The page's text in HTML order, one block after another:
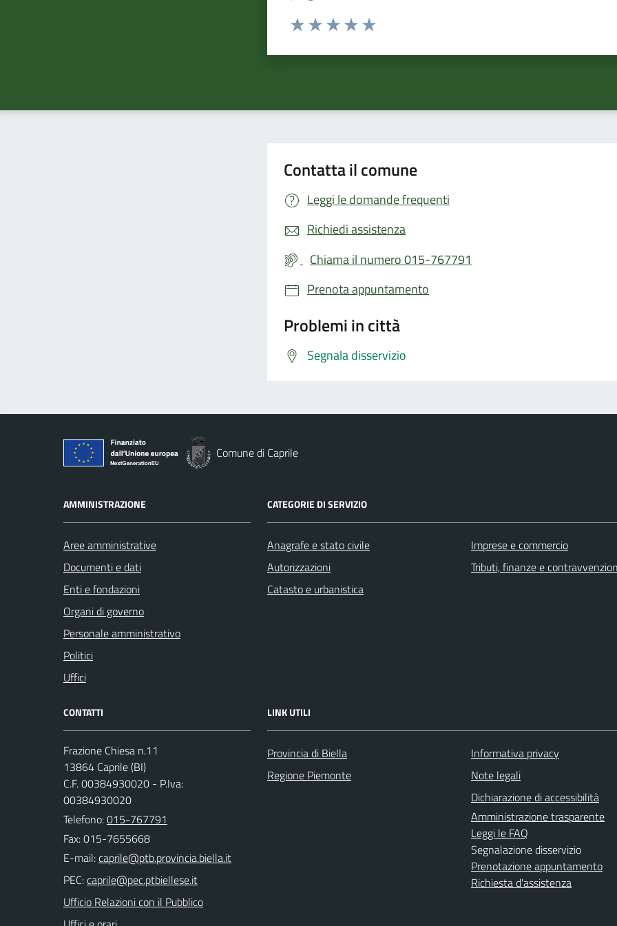
Valuta da 1 a 5 stelle la pagina
Contatta il comune
Leggi le domande frequenti
Richiedi assistenza
Chiama il numero 015-767791
Prenota appuntamento
Problemi in città
Segnala disservizio
Comune di Caprile
AMMINISTRAZIONE
Aree amministrative
Documenti e dati
Enti e fondazioni
Organi di governo
Personale amministrativo
Politici
Uffici
CATEGORIE DI SERVIZIO
Anagrafe e stato civile
Autorizzazioni
Catasto e urbanistica
Imprese e commercio
Tributi, finanze e
CONTATTI
Frazione Chiesa n.11
13864 Caprile (BI)
C.F. 00384930020 - P.Iva:
00384930020
Telefono:015-767791
Fax: 015-7655668
E-mail:
PEC:
Ufficio Relazioni con il Pubblico
LINK UTILI
Provincia di Biella
Regione Piemonte
Informativa privacy
Note legali
Dichiarazione di accessibilità
Amministrazione trasparente
Leggi le FAQ
Segnalazione disservizio
Prenotazione appuntamento
Richiesta d'assistenza